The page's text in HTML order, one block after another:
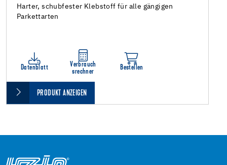
Harter, schubfester Klebstoff für alle gängigen
Parkettarten
Datenblatt
Verbrauch
srechner
Bestellen
PRODUKT ANZEIGEN